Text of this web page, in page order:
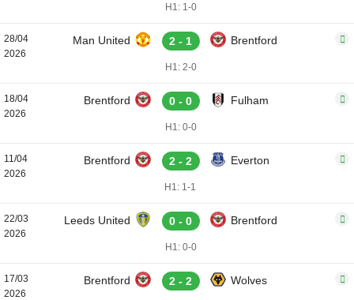
H1: 1-0
28/04
2026
Man United 2 - 1 Brentford
H1: 2-0
18/04
2026
Brentford 0 - 0 Fulham
H1: 0-0
11/04
2026
Brentford 2 - 2 Everton
H1: 1-1
22/03
2026
Leeds United 0 - 0 Brentford
H1: 0-0
17/03
2026
Brentford 2 - 2 Wolves